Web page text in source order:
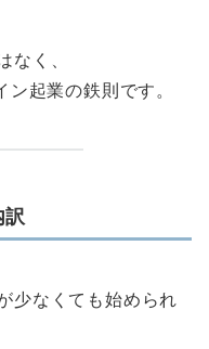
なく、
起業の鉄則です。
少なくても始められ